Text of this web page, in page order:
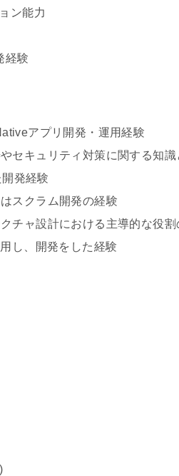
ン能力
経験
アプリ開発・運用経験
セキュリティ対策に関する知
発経験
スクラム開発の経験
チャ設計における主導的な役割
し、開発をした経験